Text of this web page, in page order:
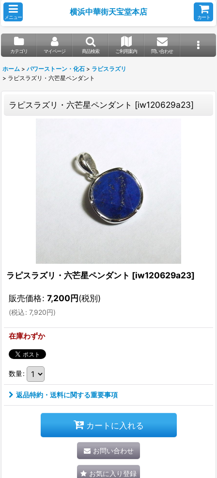
メニュー
横浜中華街天宝堂本店
カート
カテゴリ マイページ 商品検索 ご利用案内 問い合わせ
ホーム > パワーストーン・化石 > ラピスラズリ
> ラピスラズリ・六芒星ペンダント
ラピスラズリ・六芒星ペンダント [iw120629a23]
ラピスラズリ・六芒星ペンダント [iw120629a23]
販売価格: 7,200円(税別)
(税込: 7,920円)
在庫わずか
数量:
返品特約・送料に関する重要事項
カートに入れる
お問い合わせ
お気に入り登録